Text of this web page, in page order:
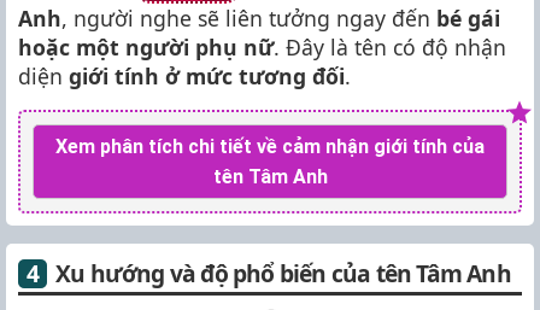
Anh, người nghe sẽ liên tưởng ngay đến bé gái
hoặc một người phụ nữ. Đây là tên có độ nhận
diện giới tính ở mức tương đối.
Xem phân tích chi tiết về cảm nhận giới tính của
tên Tâm Anh
Xu hướng và độ phổ biến của tên Tâm Anh